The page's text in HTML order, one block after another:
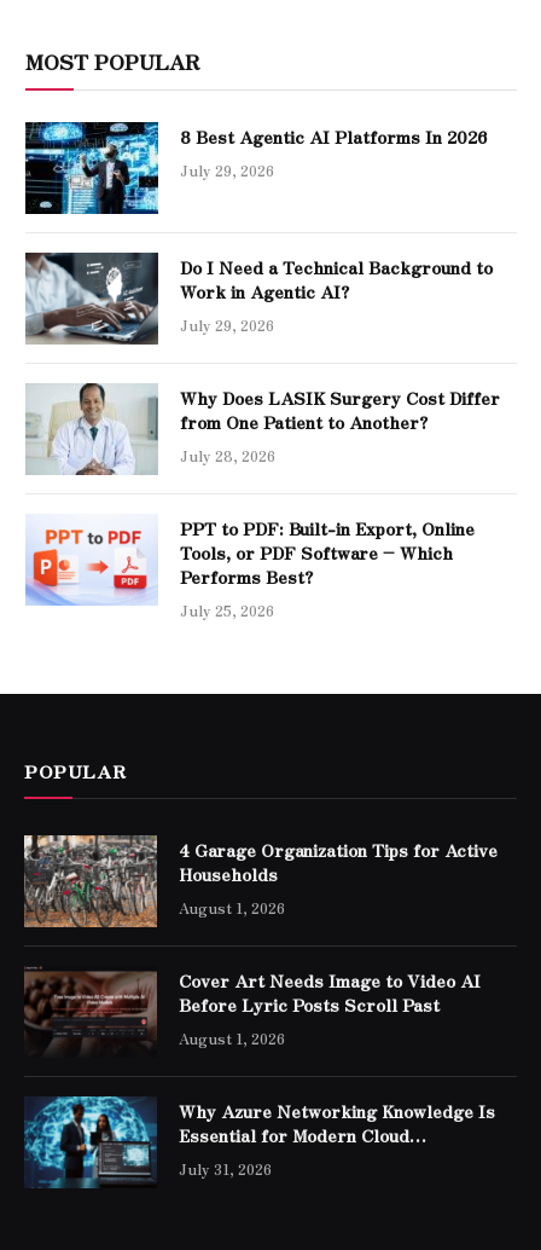
MOST POPULAR
8 Best Agentic AI Platforms In 2026
July 29, 2026
Do I Need a Technical Background to
Work in Agentic AI?
July 29, 2026
Why Does LASIK Surgery Cost Differ
from One Patient to Another?
July 28, 2026
PPT to PDF: Built-in Export, Online
Tools, or PDF Software – Which
Performs Best?
July 25, 2026
POPULAR
4 Garage Organization Tips for Active
Households
August 1, 2026
Cover Art Needs Image to Video AI
Before Lyric Posts Scroll Past
August 1, 2026
Why Azure Networking Knowledge Is
Essential for Modern Cloud
Professionals
July 31, 2026